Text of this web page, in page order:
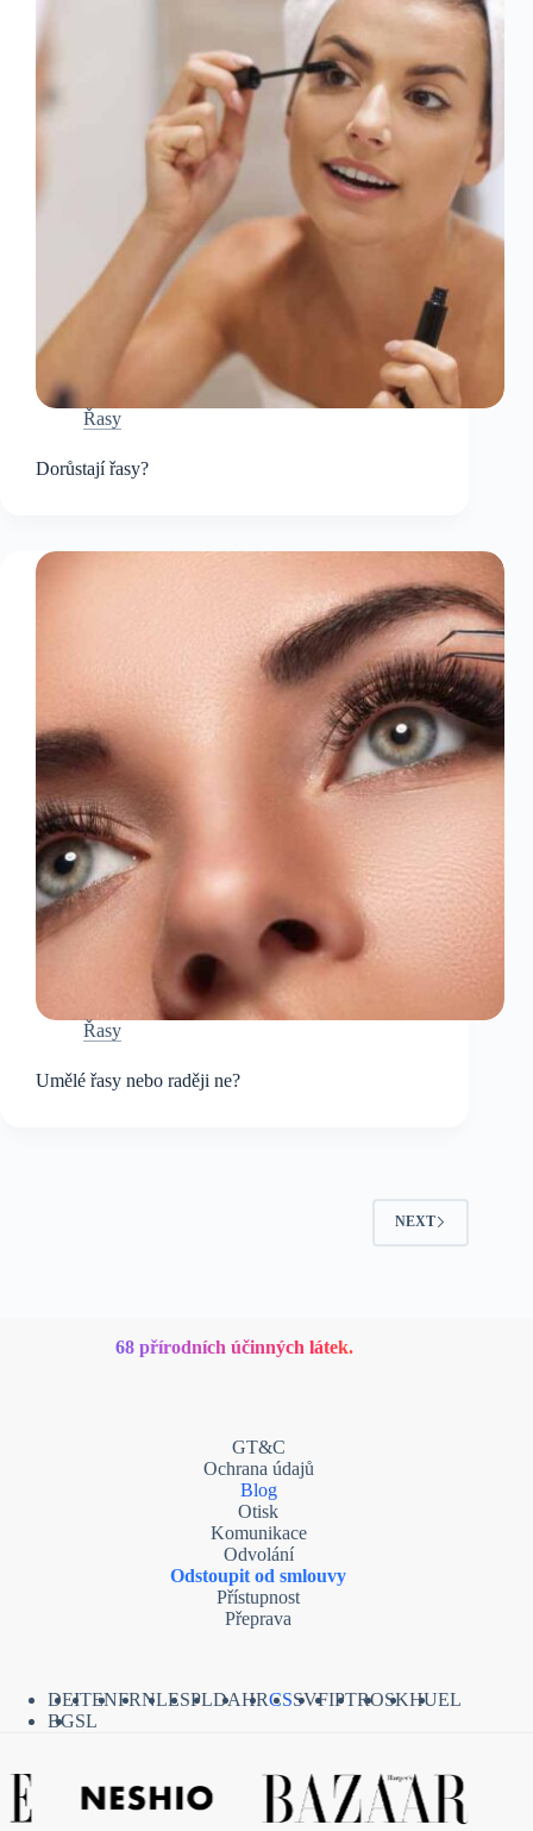
Řasy
Dorůstají řasy?
Řasy
Umělé řasy nebo raději ne?
NEXT
68 přírodních účinných látek.
GT&C
Ochrana údajů
Blog
Otisk
Komunikace
Odvolání
Odstoupit od smlouvy
Přístupnost
Přeprava
DEITENFRNLESPLDAHRCSSVFIPTROSKHUEL
BGSL